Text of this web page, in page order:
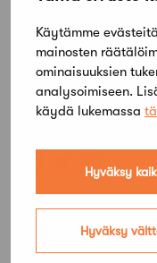
Käytämme
mainosten
ominaisuuksien
analysoimiseen.
käydä lukemassa
Hyväksy
Hyväksy
kansainvälistä
Takaisin
Jaa artikkeli